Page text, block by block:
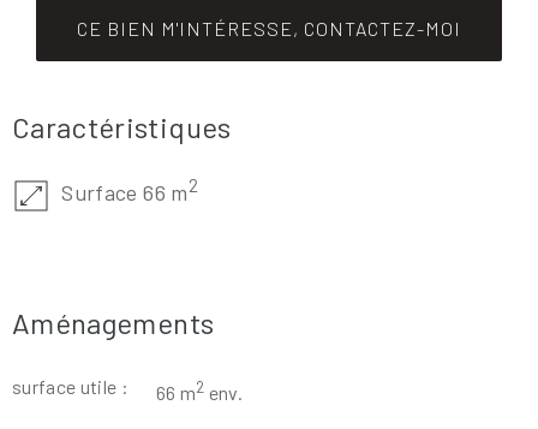
CE BIEN M'INTÉRESSE, CONTACTEZ-MOI
Caractéristiques
Surface 66 m2
Aménagements
surface utile : 66 m2 env.